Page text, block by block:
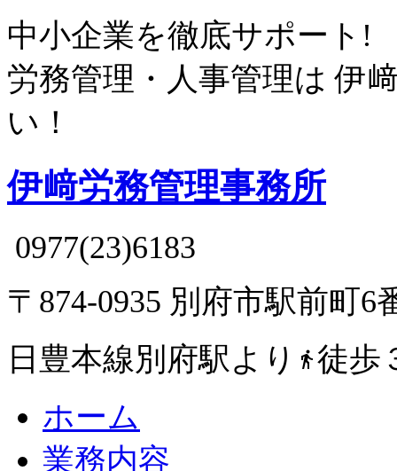
中小企業を徹底サポート!
労務管理・人事管理は伊
い！
伊﨑労務管理事務所
0977(23)6183
〒874-0935 別府市駅前町6
日豊本線別府駅より
 徒歩
ホーム
業務内容